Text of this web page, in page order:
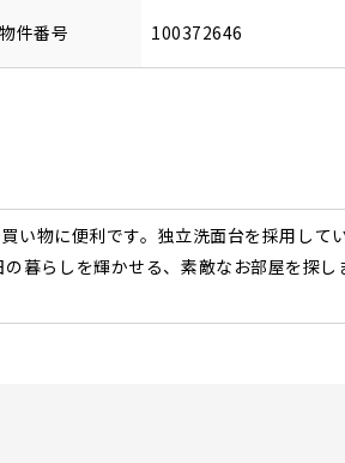
物件番号 100372646
物に便利です。独立洗面台を採用して
暮らしを輝かせる、素敵なお部屋を探